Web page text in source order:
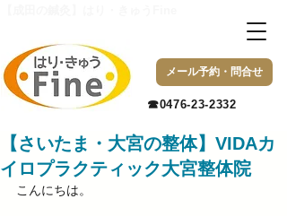
メール予約・問合せ
​☎0476-23-2332
【さいたま・大宮の整体】VIDAカ
イロプラクティック大宮整体院
こんにちは。